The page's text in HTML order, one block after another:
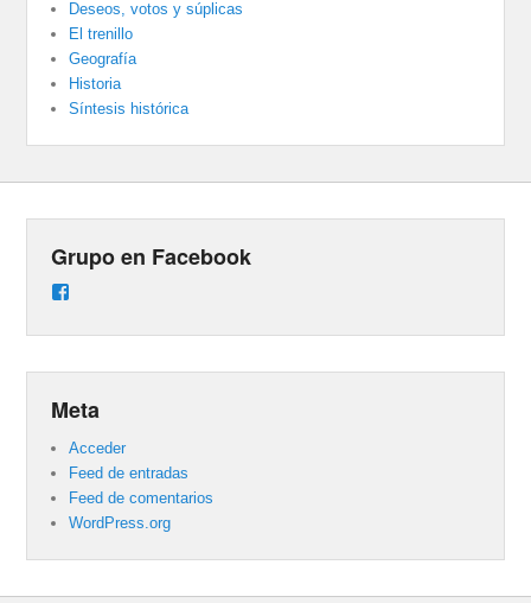
Deseos, votos y súplicas
El trenillo
Geografía
Historia
Síntesis histórica
Grupo en Facebook
en
Meta
Acceder
Feed de entradas
Feed de comentarios
WordPress.org